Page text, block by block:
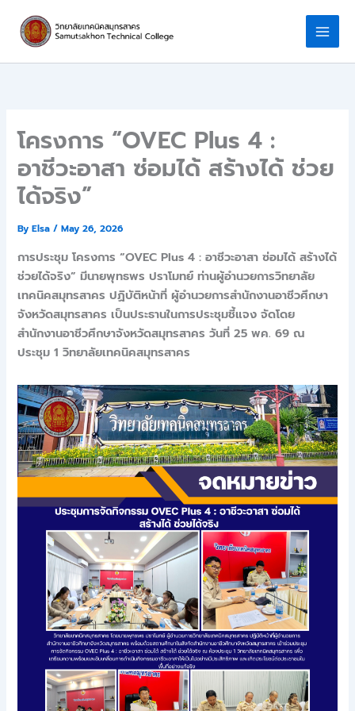
content
โครงการ “OVEC Plus 4 :
อาชีวะอาสา ซ่อมได้ สร้างได้ ช่วย
ได้จริง”
ByElsa/May 26, 2026
การประชุม โครงการ “OVEC Plus 4 : อาชีวะอาสา ซ่อมได้ สร้างได้
ช่วยได้จริง” มีนายพุทธพร ปราโมทย์ ท่านผู้อำนวยการวิทยาลัย
เทคนิคสมุทรสาคร ปฏิบัติหน้าที่ ผู้อำนวยการสำนักงานอาชีวศึกษา
จังหวัดสมุทรสาคร เป็นประธานในการประชุมชี้แจง จัดโดย
สำนักงานอาชีวศึกษาจังหวัดสมุทรสาคร วันที่ 25 พค. 69 ณ
ประชุม 1 วิทยาลัยเทคนิคสมุทรสาคร